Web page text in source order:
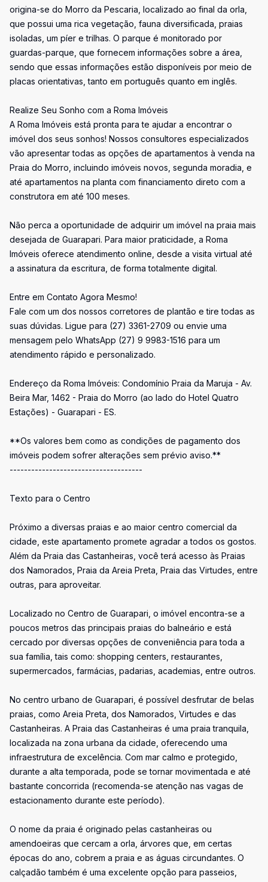
origina-se do Morro da Pescaria, localizado ao final da orla,
que possui uma rica vegetação, fauna diversificada, praias
isoladas, um píer e trilhas. O parque é monitorado por
guardas-parque, que fornecem informações sobre a área,
sendo que essas informações estão disponíveis por meio de
placas orientativas, tanto em português quanto em inglês.
Realize Seu Sonho com a Roma Imóveis
A Roma Imóveis está pronta para te ajudar a encontrar o
imóvel dos seus sonhos! Nossos consultores especializados
vão apresentar todas as opções de apartamentos à venda na
Praia do Morro, incluindo imóveis novos, segunda moradia, e
até apartamentos na planta com financiamento direto com a
construtora em até 100 meses.
Não perca a oportunidade de adquirir um imóvel na praia mais
desejada de Guarapari. Para maior praticidade, a Roma
Imóveis oferece atendimento online, desde a visita virtual até
a assinatura da escritura, de forma totalmente digital.
Entre em Contato Agora Mesmo!
Fale com um dos nossos corretores de plantão e tire todas as
suas dúvidas. Ligue para (27) 3361-2709 ou envie uma
mensagem pelo WhatsApp (27) 9 9983-1516 para um
atendimento rápido e personalizado.
Endereço da Roma Imóveis: Condomínio Praia da Maruja - Av.
Beira Mar, 1462 - Praia do Morro (ao lado do Hotel Quatro
Estações) - Guarapari - ES.
**Os valores bem como as condições de pagamento dos
imóveis podem sofrer alterações sem prévio aviso.**
-------------------------------------
Texto para o Centro
Próximo a diversas praias e ao maior centro comercial da
cidade, este apartamento promete agradar a todos os gostos.
Além da Praia das Castanheiras, você terá acesso às Praias
dos Namorados, Praia da Areia Preta, Praia das Virtudes, entre
outras, para aproveitar.
Localizado no Centro de Guarapari, o imóvel encontra-se a
poucos metros das principais praias do balneário e está
cercado por diversas opções de conveniência para toda a
sua família, tais como: shopping centers, restaurantes,
supermercados, farmácias, padarias, academias, entre outros.
No centro urbano de Guarapari, é possível desfrutar de belas
praias, como Areia Preta, dos Namorados, Virtudes e das
Castanheiras. A Praia das Castanheiras é uma praia tranquila,
localizada na zona urbana da cidade, oferecendo uma
infraestrutura de excelência. Com mar calmo e protegido,
durante a alta temporada, pode se tornar movimentada e até
bastante concorrida (recomenda-se atenção nas vagas de
estacionamento durante este período).
O nome da praia é originado pelas castanheiras ou
amendoeiras que cercam a orla, árvores que, em certas
épocas do ano, cobrem a praia e as águas circundantes. O
calçadão também é uma excelente opção para passeios,